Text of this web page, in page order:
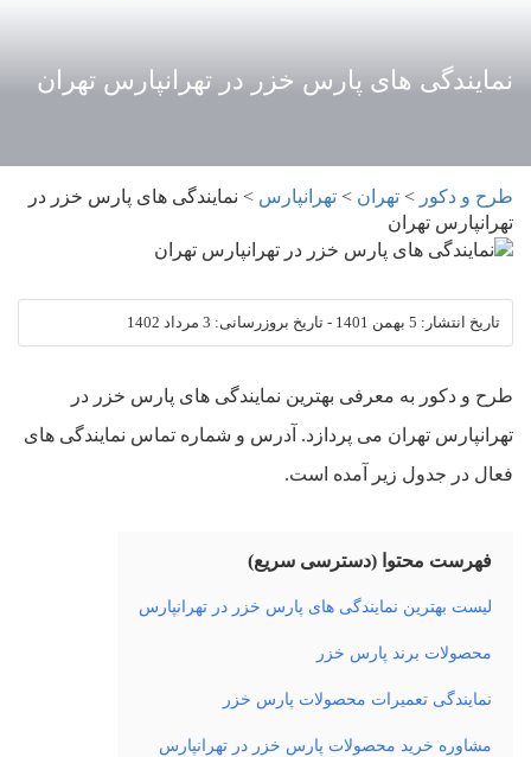
نمایندگی های پارس خزر در تهرانپارس تهران
طرح و دکور > تهران > تهرانپارس > نمایندگی های پارس خزر در
تهرانپارس تهران
تاریخ انتشار: 5 بهمن 1401 - تاریخ بروزرسانی: 3 مرداد 1402
طرح و دکور به معرفی بهترین نمایندگی های پارس خزر در
تهرانپارس تهران می پردازد. آدرس و شماره تماس نمایندگی های
فعال در جدول زیر آمده است.
فهرست محتوا (دسترسی سریع)
لیست بهترین نمایندگی های پارس خزر در تهرانپارس
محصولات برند پارس خزر
نمایندگی تعمیرات محصولات پارس خزر
مشاوره خرید محصولات پارس خزر در تهرانپارس